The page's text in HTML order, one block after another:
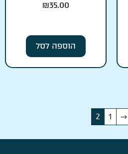
₪35.00
הוספה לסל
→
1
2